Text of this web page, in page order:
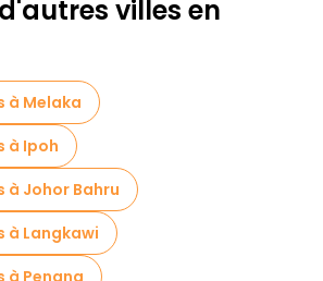
locales à Kuala Lumpur
journée gratuites à Kuala Lumpur
gratuites à Kuala Lumpur
Lumpur
à Kuala Lumpur
proximité Petronas Twin Towers
villes en
à Melaka
à Ipoh
Johor Bahru
Langkawi
Penang